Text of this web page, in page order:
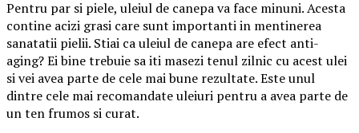
Pentru par si piele, uleiul de canepa va face minuni. Acesta
contine acizi grasi care sunt importanti in mentinerea
sanatatii pielii. Stiai ca uleiul de canepa are efect anti-
aging? Ei bine trebuie sa iti masezi tenul zilnic cu acest ulei
si vei avea parte de cele mai bune rezultate. Este unul
dintre cele mai recomandate uleiuri pentru a avea parte de
un ten frumos si curat.